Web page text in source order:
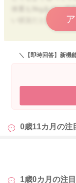
体重も9kgあり、成
い状況だと思います
現在の食事量も11
ている印象です。
し遊ぶと機嫌が戻
うより、「まだ食
からぐずっている
手づかみメニュー
ミカミできるメニュ
やすいので、お試
また、「苦しくても
＼【即時回答】新機
0歳11カ月の注
1歳0カ月の注